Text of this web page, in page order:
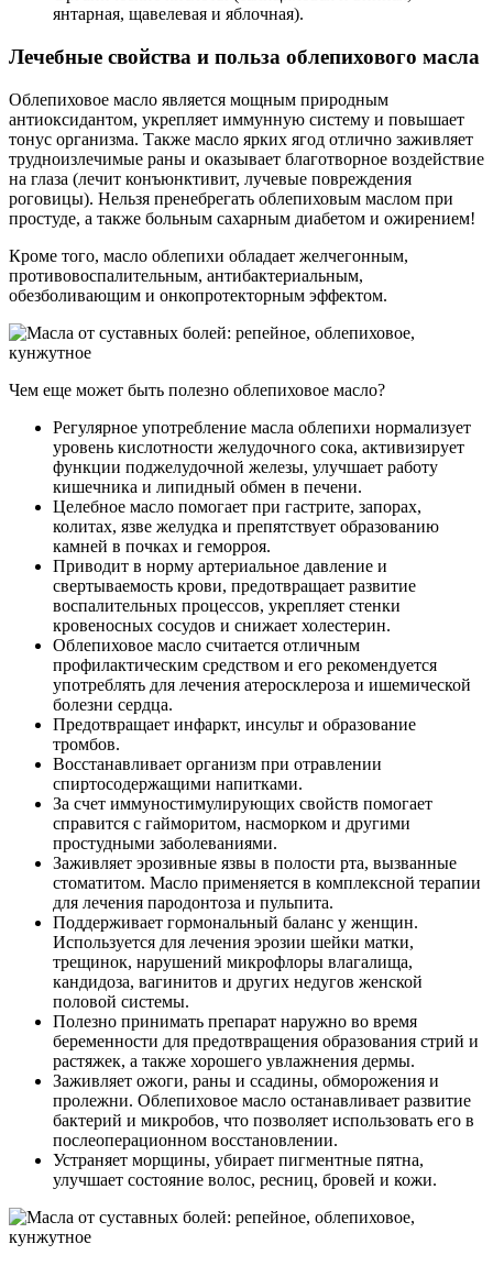
янтарная, щавелевая и яблочная).
Лечебные свойства и польза облепихового масла
Облепиховое масло является мощным природным
антиоксидантом, укрепляет иммунную систему и повышает
тонус организма. Также масло ярких ягод отлично заживляет
трудноизлечимые раны и оказывает благотворное воздействие
на глаза (лечит конъюнктивит, лучевые повреждения
роговицы). Нельзя пренебрегать облепиховым маслом при
простуде, а также больным сахарным диабетом и ожирением!
Кроме того, масло облепихи обладает желчегонным,
противовоспалительным, антибактериальным,
обезболивающим и онкопротекторным эффектом.
Чем еще может быть полезно облепиховое масло?
Регулярное употребление масла облепихи нормализует
уровень кислотности желудочного сока, активизирует
функции поджелудочной железы, улучшает работу
кишечника и липидный обмен в печени.
Целебное масло помогает при гастрите, запорах,
колитах, язве желудка и препятствует образованию
камней в почках и геморроя.
Приводит в норму артериальное давление и
свертываемость крови, предотвращает развитие
воспалительных процессов, укрепляет стенки
кровеносных сосудов и снижает холестерин.
Облепиховое масло считается отличным
профилактическим средством и его рекомендуется
употреблять для лечения атеросклероза и ишемической
болезни сердца.
Предотвращает инфаркт, инсульт и образование
тромбов.
Восстанавливает организм при отравлении
спиртосодержащими напитками.
За счет иммуностимулирующих свойств помогает
справится с гайморитом, насморком и другими
простудными заболеваниями.
Заживляет эрозивные язвы в полости рта, вызванные
стоматитом. Масло применяется в комплексной терапии
для лечения пародонтоза и пульпита.
Поддерживает гормональный баланс у женщин.
Используется для лечения эрозии шейки матки,
трещинок, нарушений микрофлоры влагалища,
кандидоза, вагинитов и других недугов женской
половой системы.
Полезно принимать препарат наружно во время
беременности для предотвращения образования стрий и
растяжек, а также хорошего увлажнения дермы.
Заживляет ожоги, раны и ссадины, обморожения и
пролежни. Облепиховое масло останавливает развитие
бактерий и микробов, что позволяет использовать его в
послеоперационном восстановлении.
Устраняет морщины, убирает пигментные пятна,
улучшает состояние волос, ресниц, бровей и кожи.